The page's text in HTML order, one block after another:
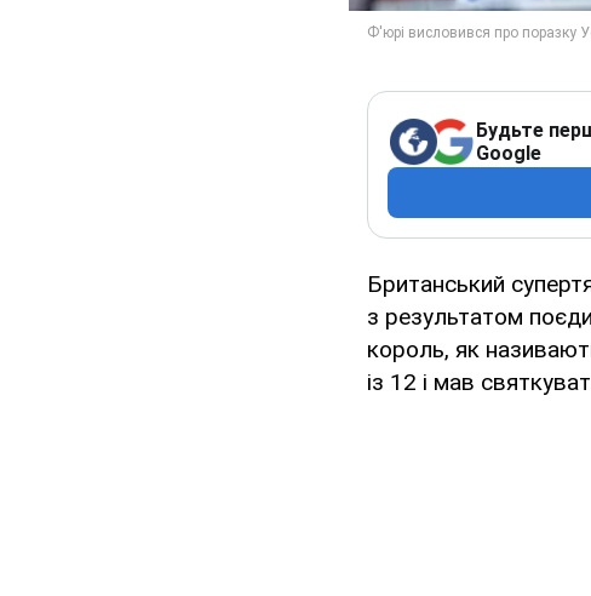
Будьте
Google
Британський
з результатом
король, як
із 12 і мав